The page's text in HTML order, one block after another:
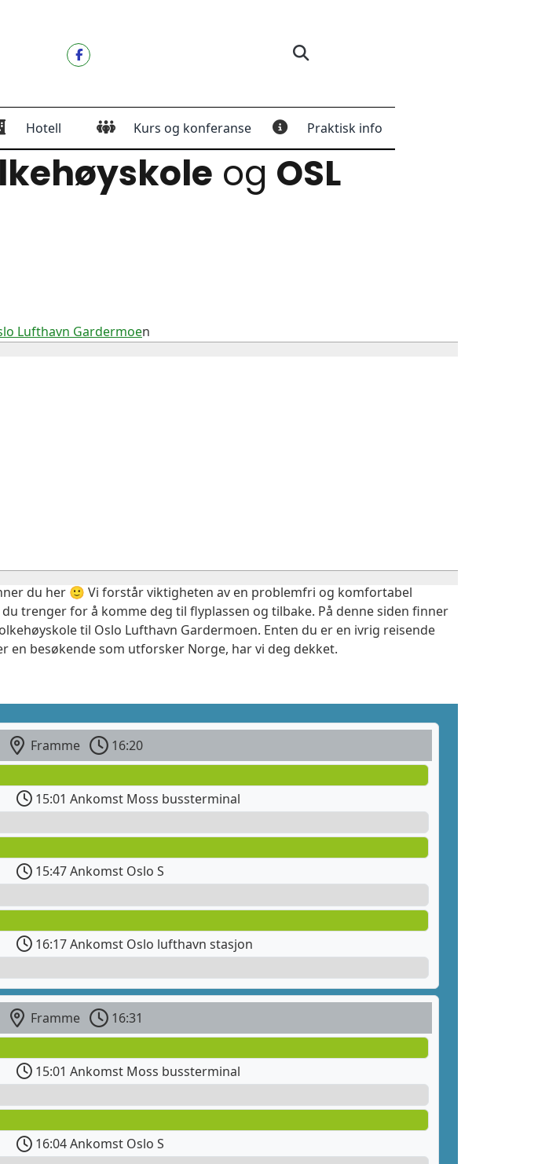
Hotell Kurs og konferanse Praktisk info
og OSL
Lufthavn Gardermoen
du her 🙂 Vi forstår viktigheten av en problemfri og komfortabel
trenger for å komme deg til flyplassen og tilbake. På denne siden finner
til Oslo Lufthavn Gardermoen. Enten du er en ivrig reisende
en besøkende som utforsker Norge, har vi deg dekket.
Framme
16:20
15:01 Ankomst Moss bussterminal
15:47 Ankomst Oslo S
16:17 Ankomst Oslo lufthavn stasjon
Framme
16:31
15:01 Ankomst Moss bussterminal
16:04 Ankomst Oslo S